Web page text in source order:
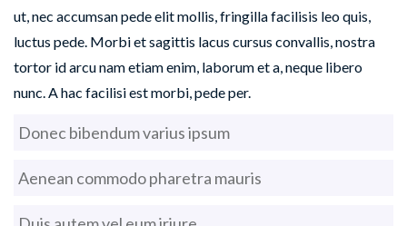
ut, nec accumsan pede elit mollis, fringilla facilisis leo quis,
luctus pede. Morbi et sagittis lacus cursus convallis, nostra
tortor id arcu nam etiam enim, laborum et a, neque libero
nunc. A hac facilisi est morbi, pede per.
Donec bibendum varius ipsum
Aenean commodo pharetra mauris